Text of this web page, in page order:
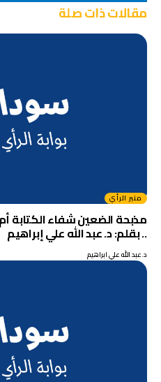
مقالات ذات صلة
منبر الرأي
مذبحة الضعين شفاء الكتابة
.. بقلم: د. عبد الله علي إبراهيم
د.عبد الله علي ابراهيم